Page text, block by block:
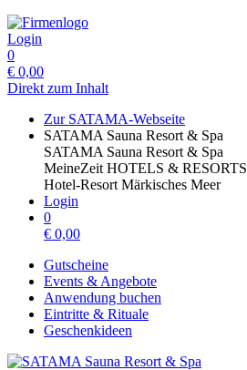
Login
0
€ 0,00
Direkt zum Inhalt
Zur SATAMA-Webseite
SATAMA Sauna Resort & Spa
SATAMA Sauna Resort & Spa
MeineZeit HOTELS & RESORTS
Hotel-Resort Märkisches Meer
Login
0
€ 0,00
Gutscheine
Events & Angebote
Anwendung buchen
Eintritte & Rituale
Geschenkideen